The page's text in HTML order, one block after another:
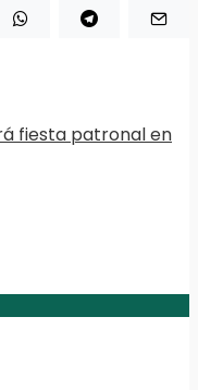
fiesta patronal en